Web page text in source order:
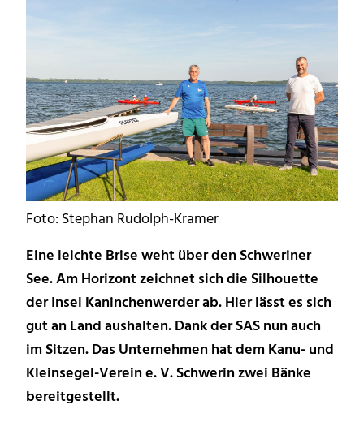
Foto: Stephan Rudolph-Kramer
Eine leichte Brise weht über den Schweriner
See. Am Horizont zeichnet sich die Silhouette
der Insel Kaninchenwerder ab. Hier lässt es sich
gut an Land aushalten. Dank der SAS nun auch
im Sitzen. Das Unternehmen hat dem Kanu- und
Kleinsegel-Verein e. V. Schwerin zwei Bänke
bereitgestellt.